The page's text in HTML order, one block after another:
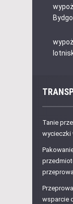
Tanie
wycieczki
wsparcie